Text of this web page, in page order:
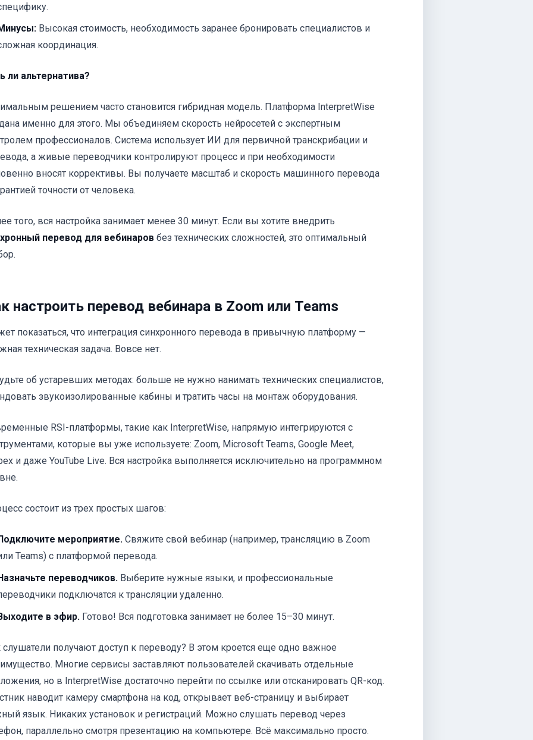
Высокая стоимость, необходимость заранее бронировать специалистов и
координация.
ли альтернатива?
решением часто становится гибридная модель. Платформа InterpretWise
именно для этого. Мы объединяем скорость нейросетей с экспертным
профессионалов. Система использует ИИ для первичной транскрибации и
а живые переводчики контролируют процесс и при необходимости
вносят коррективы. Вы получаете масштаб и скорость машинного перевода
точности от человека.
того, вся настройка занимает менее 30 минут. Если вы хотите внедрить
перевод для вебинаров без технических сложностей, это оптимальный
настроить перевод вебинара в Zoom или Teams
показаться, что интеграция синхронного перевода в привычную платформу —
техническая задача. Вовсе нет.
об устаревших методах: больше не нужно нанимать технических специалистов,
звукоизолированные кабины и тратить часы на монтаж оборудования.
RSI-платформы, такие как InterpretWise, напрямую интегрируются с
которые вы уже используете: Zoom, Microsoft Teams, Google Meet,
и даже YouTube Live. Вся настройка выполняется исключительно на программном
состоит из трех простых шагов:
мероприятие. Свяжите свой вебинар (например, трансляцию в Zoom
Teams) с платформой перевода.
переводчиков. Выберите нужные языки, и профессиональные
подключатся к трансляции удаленно.
в эфир. Готово! Вся подготовка занимает не более 15–30 минут.
слушатели получают доступ к переводу? В этом кроется еще одно важное
Многие сервисы заставляют пользователей скачивать отдельные
но в InterpretWise достаточно перейти по ссылке или отсканировать QR-код.
наводит камеру смартфона на код, открывает веб-страницу и выбирает
язык. Никаких установок и регистраций. Можно слушать перевод через
параллельно смотря презентацию на компьютере. Всё максимально просто.